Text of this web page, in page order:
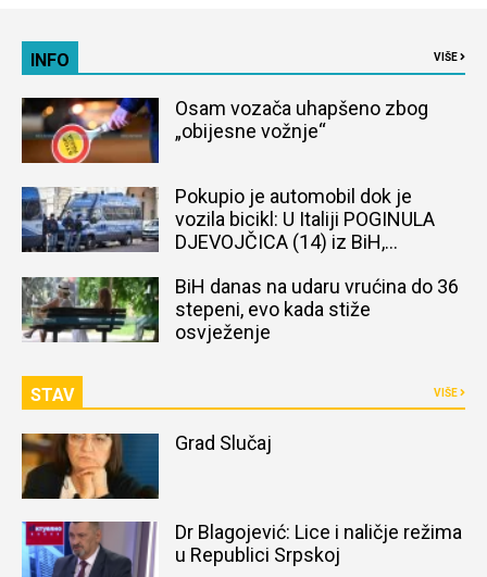
INFO VIŠE
Osam vozača uhapšeno zbog
„obijesne vožnje“
Pokupio je automobil dok je
vozila bicikl: U Italiji POGINULA
DJEVOJČICA (14) iz BiH,
BiH danas na udaru vrućina do 36
stepeni, evo kada stiže
osvježenje
STAV VIŠE
Grad Slučaj
Dr Blagojević: Lice i naličje režima
u Republici Srpskoj